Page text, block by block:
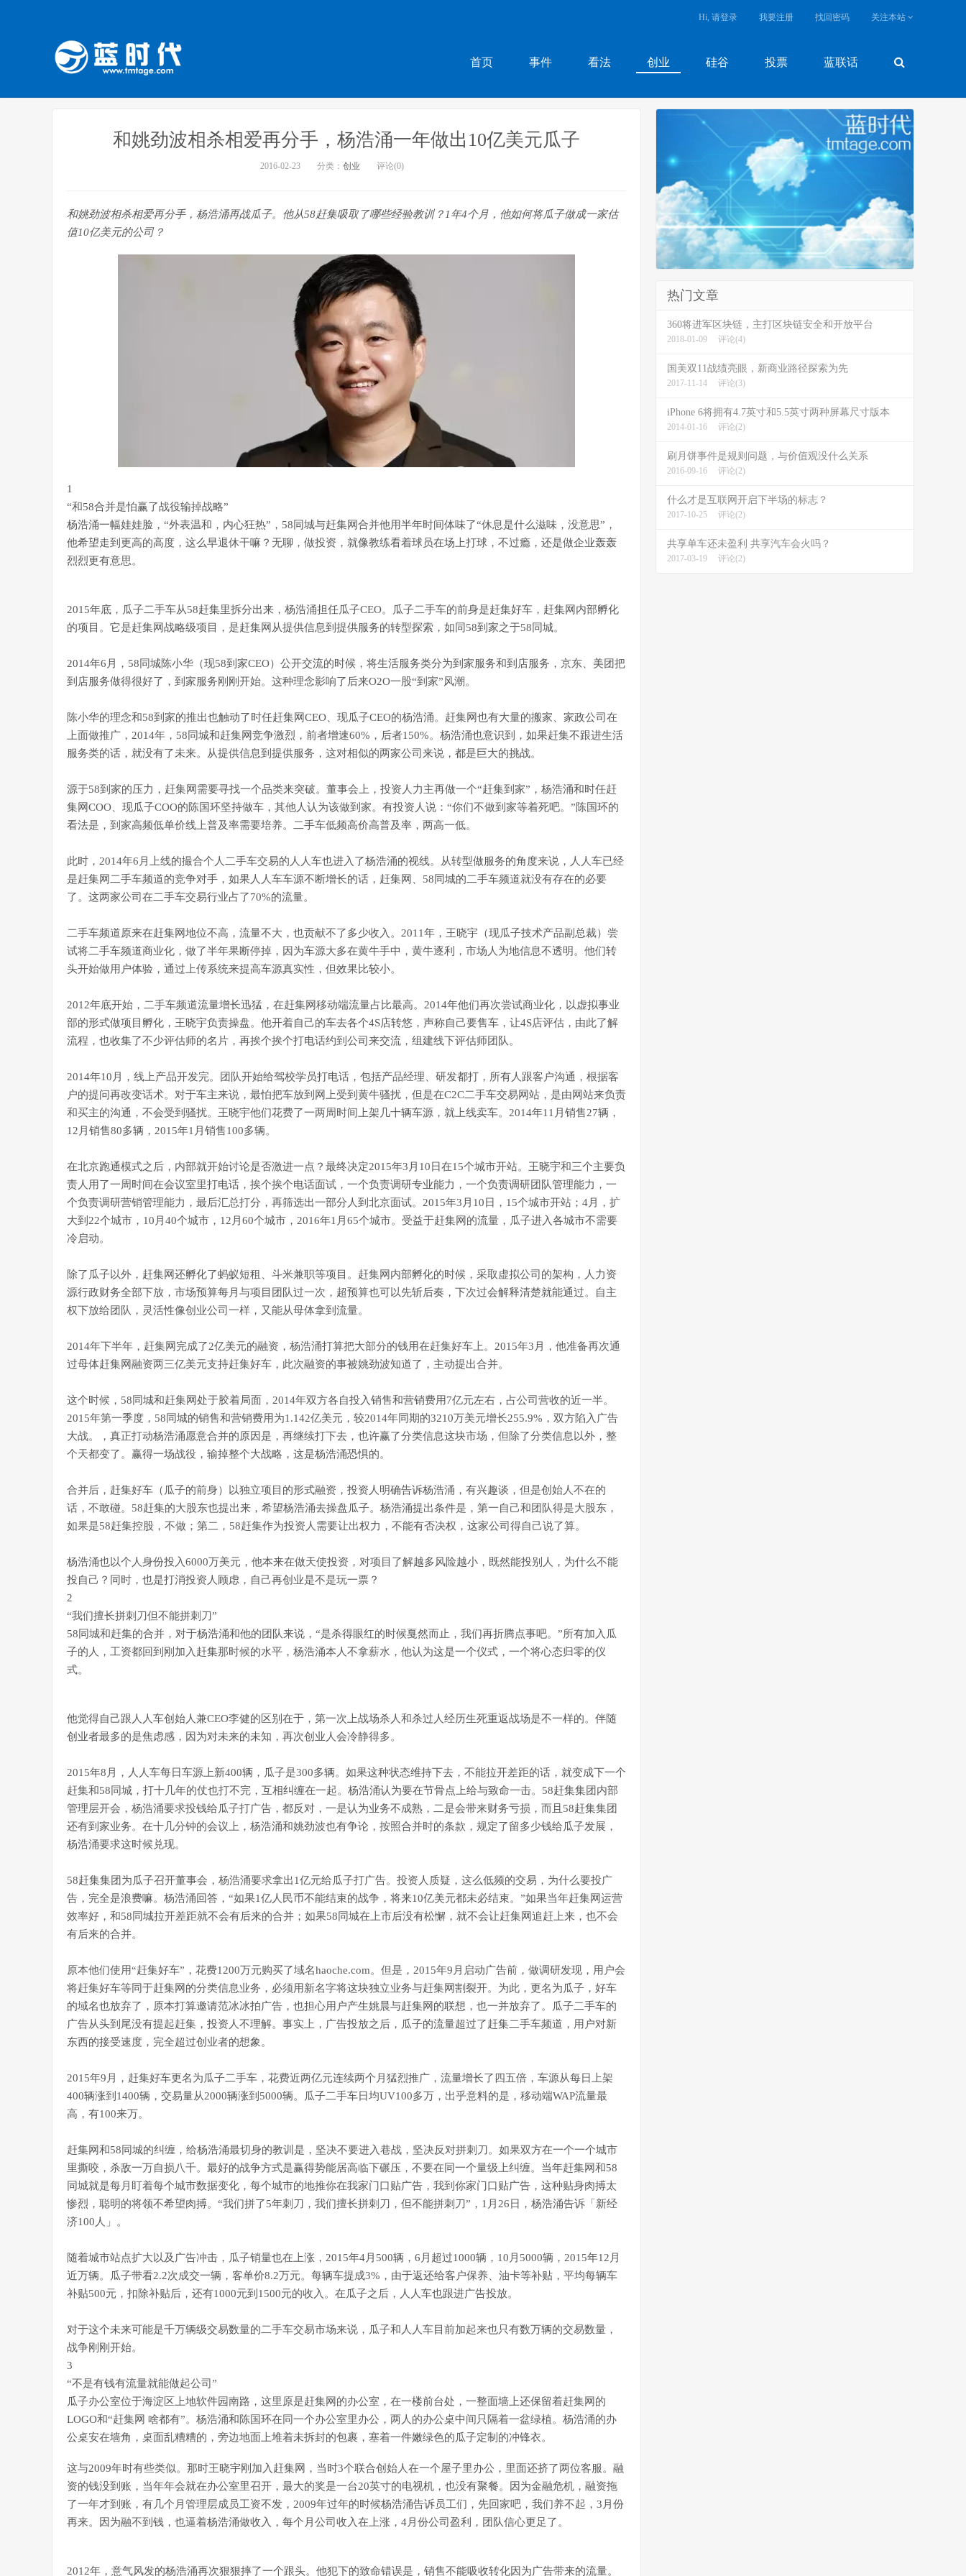
首页 事件 看法 创业 硅谷 投票 蓝联话
Hi, 请登录 我要注册 找回密码 关注本站
和姚劲波相杀相爱再分手，杨浩涌一年做出10亿美元瓜子
2016-02-23 分类： 创业 评论(0)
和姚劲波相杀相爱再分手，杨浩涌再战瓜子。他从58赶集吸取了哪些经验教训？1年4个月，他如何将瓜子做成一家估
值10亿美元的公司？
1
“和58合并是怕赢了战役输掉战略”
杨浩涌一幅娃娃脸，“外表温和，内心狂热”，58同城与赶集网合并他用半年时间体味了“休息是什么滋味，没意思”，
他希望走到更高的高度，这么早退休干嘛？无聊，做投资，就像教练看着球员在场上打球，不过瘾，还是做企业轰轰
烈烈更有意思。
2015年底，瓜子二手车从58赶集里拆分出来，杨浩涌担任瓜子CEO。瓜子二手车的前身是赶集好车，赶集网内部孵化
的项目。它是赶集网战略级项目，是赶集网从提供信息到提供服务的转型探索，如同58到家之于58同城。
2014年6月，58同城陈小华（现58到家CEO）公开交流的时候，将生活服务类分为到家服务和到店服务，京东、美团把
到店服务做得很好了，到家服务刚刚开始。这种理念影响了后来O2O一股“到家”风潮。
陈小华的理念和58到家的推出也触动了时任赶集网CEO、现瓜子CEO的杨浩涌。赶集网也有大量的搬家、家政公司在
上面做推广，2014年，58同城和赶集网竞争激烈，前者增速60%，后者150%。杨浩涌也意识到，如果赶集不跟进生活
服务类的话，就没有了未来。从提供信息到提供服务，这对相似的两家公司来说，都是巨大的挑战。
源于58到家的压力，赶集网需要寻找一个品类来突破。董事会上，投资人力主再做一个“赶集到家”，杨浩涌和时任赶
集网COO、现瓜子COO的陈国环坚持做车，其他人认为该做到家。有投资人说：“你们不做到家等着死吧。”陈国环的
看法是，到家高频低单价线上普及率需要培养。二手车低频高价高普及率，两高一低。
此时，2014年6月上线的撮合个人二手车交易的人人车也进入了杨浩涌的视线。从转型做服务的角度来说，人人车已经
是赶集网二手车频道的竞争对手，如果人人车车源不断增长的话，赶集网、58同城的二手车频道就没有存在的必要
了。这两家公司在二手车交易行业占了70%的流量。
二手车频道原来在赶集网地位不高，流量不大，也贡献不了多少收入。2011年，王晓宇（现瓜子技术产品副总裁）尝
试将二手车频道商业化，做了半年果断停掉，因为车源大多在黄牛手中，黄牛逐利，市场人为地信息不透明。他们转
头开始做用户体验，通过上传系统来提高车源真实性，但效果比较小。
2012年底开始，二手车频道流量增长迅猛，在赶集网移动端流量占比最高。2014年他们再次尝试商业化，以虚拟事业
部的形式做项目孵化，王晓宇负责操盘。他开着自己的车去各个4S店转悠，声称自己要售车，让4S店评估，由此了解
流程，也收集了不少评估师的名片，再挨个挨个打电话约到公司来交流，组建线下评估师团队。
2014年10月，线上产品开发完。团队开始给驾校学员打电话，包括产品经理、研发都打，所有人跟客户沟通，根据客
户的提问再改变话术。对于车主来说，最怕把车放到网上受到黄牛骚扰，但是在C2C二手车交易网站，是由网站来负责
和买主的沟通，不会受到骚扰。王晓宇他们花费了一两周时间上架几十辆车源，就上线卖车。2014年11月销售27辆，
12月销售80多辆，2015年1月销售100多辆。
在北京跑通模式之后，内部就开始讨论是否激进一点？最终决定2015年3月10日在15个城市开站。王晓宇和三个主要负
责人用了一周时间在会议室里打电话，挨个挨个电话面试，一个负责调研专业能力，一个负责调研团队管理能力，一
个负责调研营销管理能力，最后汇总打分，再筛选出一部分人到北京面试。2015年3月10日，15个城市开站；4月，扩
大到22个城市，10月40个城市，12月60个城市，2016年1月65个城市。受益于赶集网的流量，瓜子进入各城市不需要
冷启动。
除了瓜子以外，赶集网还孵化了蚂蚁短租、斗米兼职等项目。赶集网内部孵化的时候，采取虚拟公司的架构，人力资
源行政财务全部下放，市场预算每月与项目团队过一次，超预算也可以先斩后奏，下次过会解释清楚就能通过。自主
权下放给团队，灵活性像创业公司一样，又能从母体拿到流量。
2014年下半年，赶集网完成了2亿美元的融资，杨浩涌打算把大部分的钱用在赶集好车上。2015年3月，他准备再次通
过母体赶集网融资两三亿美元支持赶集好车，此次融资的事被姚劲波知道了，主动提出合并。
这个时候，58同城和赶集网处于胶着局面，2014年双方各自投入销售和营销费用7亿元左右，占公司营收的近一半。
2015年第一季度，58同城的销售和营销费用为1.142亿美元，较2014年同期的3210万美元增长255.9%，双方陷入广告
大战。，真正打动杨浩涌愿意合并的原因是，再继续打下去，也许赢了分类信息这块市场，但除了分类信息以外，整
个天都变了。赢得一场战役，输掉整个大战略，这是杨浩涌恐惧的。
合并后，赶集好车（瓜子的前身）以独立项目的形式融资，投资人明确告诉杨浩涌，有兴趣谈，但是创始人不在的
话，不敢碰。58赶集的大股东也提出来，希望杨浩涌去操盘瓜子。杨浩涌提出条件是，第一自己和团队得是大股东，
如果是58赶集控股，不做；第二，58赶集作为投资人需要让出权力，不能有否决权，这家公司得自己说了算。
杨浩涌也以个人身份投入6000万美元，他本来在做天使投资，对项目了解越多风险越小，既然能投别人，为什么不能
投自己？同时，也是打消投资人顾虑，自己再创业是不是玩一票？
2
“我们擅长拼刺刀但不能拼刺刀”
58同城和赶集的合并，对于杨浩涌和他的团队来说，“是杀得眼红的时候戛然而止，我们再折腾点事吧。”所有加入瓜
子的人，工资都回到刚加入赶集那时候的水平，杨浩涌本人不拿薪水，他认为这是一个仪式，一个将心态归零的仪
式。
他觉得自己跟人人车创始人兼CEO李健的区别在于，第一次上战场杀人和杀过人经历生死重返战场是不一样的。伴随
创业者最多的是焦虑感，因为对未来的未知，再次创业人会冷静得多。
2015年8月，人人车每日车源上新400辆，瓜子是300多辆。如果这种状态维持下去，不能拉开差距的话，就变成下一个
赶集和58同城，打十几年的仗也打不完，互相纠缠在一起。杨浩涌认为要在节骨点上给与致命一击。58赶集集团内部
管理层开会，杨浩涌要求投钱给瓜子打广告，都反对，一是认为业务不成熟，二是会带来财务亏损，而且58赶集集团
还有到家业务。在十几分钟的会议上，杨浩涌和姚劲波也有争论，按照合并时的条款，规定了留多少钱给瓜子发展，
杨浩涌要求这时候兑现。
58赶集集团为瓜子召开董事会，杨浩涌要求拿出1亿元给瓜子打广告。投资人质疑，这么低频的交易，为什么要投广
告，完全是浪费嘛。杨浩涌回答，“如果1亿人民币不能结束的战争，将来10亿美元都未必结束。”如果当年赶集网运营
效率好，和58同城拉开差距就不会有后来的合并；如果58同城在上市后没有松懈，就不会让赶集网追赶上来，也不会
有后来的合并。
原本他们使用“赶集好车”，花费1200万元购买了域名haoche.com。但是，2015年9月启动广告前，做调研发现，用户会
将赶集好车等同于赶集网的分类信息业务，必须用新名字将这块独立业务与赶集网割裂开。为此，更名为瓜子，好车
的域名也放弃了，原本打算邀请范冰冰拍广告，也担心用户产生姚晨与赶集网的联想，也一并放弃了。瓜子二手车的
广告从头到尾没有提起赶集，投资人不理解。事实上，广告投放之后，瓜子的流量超过了赶集二手车频道，用户对新
东西的接受速度，完全超过创业者的想象。
2015年9月，赶集好车更名为瓜子二手车，花费近两亿元连续两个月猛烈推广，流量增长了四五倍，车源从每日上架
400辆涨到1400辆，交易量从2000辆涨到5000辆。瓜子二手车日均UV100多万，出乎意料的是，移动端WAP流量最
高，有100来万。
赶集网和58同城的纠缠，给杨浩涌最切身的教训是，坚决不要进入巷战，坚决反对拼刺刀。如果双方在一个一个城市
里撕咬，杀敌一万自损八千。最好的战争方式是赢得势能居高临下碾压，不要在同一个量级上纠缠。当年赶集网和58
同城就是每月盯着每个城市数据变化，每个城市的地推你在我家门口贴广告，我到你家门口贴广告，这种贴身肉搏太
惨烈，聪明的将领不希望肉搏。“我们拼了5年刺刀，我们擅长拼刺刀，但不能拼刺刀”，1月26日，杨浩涌告诉「新经
济100人」。
随着城市站点扩大以及广告冲击，瓜子销量也在上涨，2015年4月500辆，6月超过1000辆，10月5000辆，2015年12月
近万辆。瓜子带看2.2次成交一辆，客单价8.2万元。每辆车提成3%，由于返还给客户保养、油卡等补贴，平均每辆车
补贴500元，扣除补贴后，还有1000元到1500元的收入。在瓜子之后，人人车也跟进广告投放。
对于这个未来可能是千万辆级交易数量的二手车交易市场来说，瓜子和人人车目前加起来也只有数万辆的交易数量，
战争刚刚开始。
3
“不是有钱有流量就能做起公司”
瓜子办公室位于海淀区上地软件园南路，这里原是赶集网的办公室，在一楼前台处，一整面墙上还保留着赶集网的
LOGO和“赶集网 啥都有”。杨浩涌和陈国环在同一个办公室里办公，两人的办公桌中间只隔着一盆绿植。杨浩涌的办
公桌安在墙角，桌面乱糟糟的，旁边地面上堆着未拆封的包裹，塞着一件嫩绿色的瓜子定制的冲锋衣。
这与2009年时有些类似。那时王晓宇刚加入赶集网，当时3个联合创始人在一个屋子里办公，里面还挤了两位客服。融
资的钱没到账，当年年会就在办公室里召开，最大的奖是一台20英寸的电视机，也没有聚餐。因为金融危机，融资拖
了一年才到账，有几个月管理层成员工资不发，2009年过年的时候杨浩涌告诉员工们，先回家吧，我们养不起，3月份
再来。因为融不到钱，也逼着杨浩涌做收入，每个月公司收入在上涨，4月份公司盈利，团队信心更足了。
2012年，意气风发的杨浩涌再次狠狠摔了一个跟头。他犯下的致命错误是，销售不能吸收转化因为广告带来的流量。
热门文章
360将进军区块链，主打区块链安全和开放平台
2018-01-09 评论(4)
国美双11战绩亮眼，新商业路径探索为先
2017-11-14 评论(3)
iPhone 6将拥有4.7英寸和5.5英寸两种屏幕尺寸版本
2014-01-16 评论(2)
刷月饼事件是规则问题，与价值观没什么关系
2016-09-16 评论(2)
什么才是互联网开启下半场的标志？
2017-10-25 评论(2)
共享单车还未盈利 共享汽车会火吗？
2017-03-19 评论(2)